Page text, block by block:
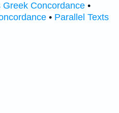
Greek Concordance •
• Parallel Texts